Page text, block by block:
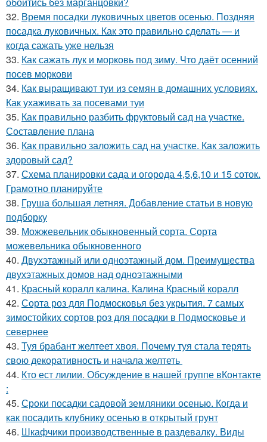
32. Время посадки луковичных цветов осенью. Поздняя
посадка луковичных. Как это правильно сделать — и
когда сажать уже нельзя
33. Как сажать лук и морковь под зиму. Что даёт осенний
посев моркови
34. Как выращивают туи из семян в домашних условиях.
Как ухаживать за посевами туи
35. Как правильно разбить фруктовый сад на участке.
Составление плана
36. Как правильно заложить сад на участке. Как заложить
здоровый сад?
37. Схема планировки сада и огорода 4,5,6,10 и 15 соток.
Грамотно планируйте
38. Груша большая летняя. Добавление статьи в новую
подборку
39. Можжевельник обыкновенный сорта. Сорта
можевельника обыкновенного
40. Двухэтажный или одноэтажный дом. Преимущества
двухэтажных домов над одноэтажными
41. Красный коралл калина. Калина Красный коралл
42. Сорта роз для Подмосковья без укрытия. 7 самых
зимостойких сортов роз для посадки в Подмосковье и
севернее
43. Туя брабант желтеет хвоя. Почему туя стала терять
свою декоративность и начала желтеть
44. Кто ест лилии. Обсуждение в нашей группе вКонтакте
:
45. Сроки посадки садовой земляники осенью. Когда и
как посадить клубнику осенью в открытый грунт
46. Шкафчики производственные в раздевалку. Виды